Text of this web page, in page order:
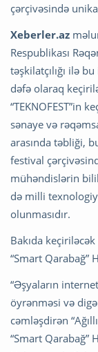
çərçivəsində
Xeberler.az
Respublikası
təşkilatçılığı ilə
dəfə olaraq
“TEKNOFEST”in
sənaye və
arasında təbliği,
festival
mühəndislərin bilik
də milli
olunmasıdır.
Bakıda
“Smart Qarabağ”
“Əşyaların
öyrənməsi və
cəmləşdirən
“Smart Qarabağ”